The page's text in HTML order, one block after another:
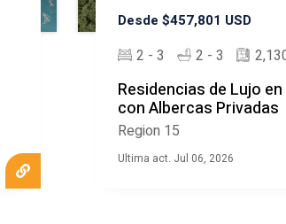
Desde $457,801 USD
2 - 3 2 - 3
Residencias de Lujo
con Albercas Privadas
Region 15
Ultima act. Jul 06, 2026